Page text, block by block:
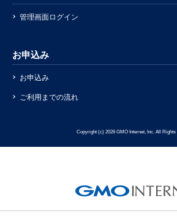
管理画面ログイン
お申込み
お申込み
ご利用までの流れ
Copyright (c) 2026 GMO Internet, Inc. All Rights